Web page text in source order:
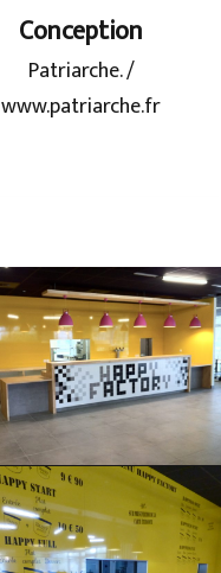
Conception
Patriarche. /
www.patriarche.fr